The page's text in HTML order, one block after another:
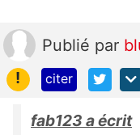
Publié par
!
citer
fab123 a écrit